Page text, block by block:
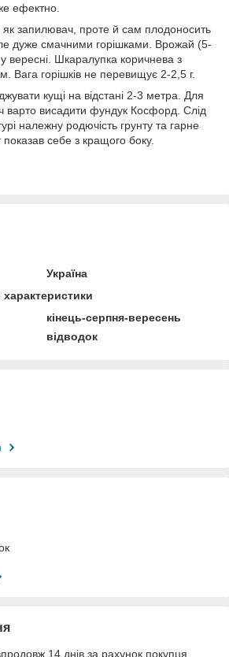
ефектно.
як запилювач, проте й сам плодоносить
дуже смачними горішками. Врожай (5-
вересні. Шкаралупка коричнева з
Вага горішків не перевищує 2-2,5 г.
кущі на відстані 2-3 метра. Для
варто висадити фундук Косфорд. Слід
належну родючість грунту та гарне
себе з кращого боку.
Україна
кінець-серпня-вересень
відводок
14 днів за рахунок покупця